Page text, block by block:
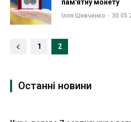
Курс валют
Курс валют
пам'ятну монету
Ілля Шевченко -
1 2
Останні новини